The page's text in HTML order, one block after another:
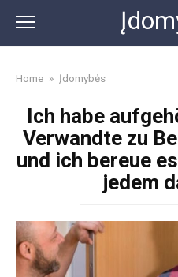
content
Home » Įdomybės
Ich habe
Verwandte zu
und ich bereue
jedem